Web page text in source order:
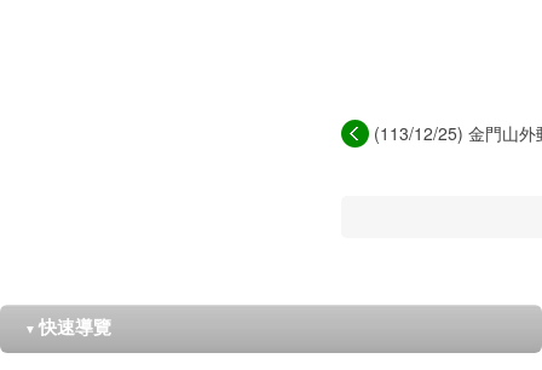
(113/12/25) 金門山
▼ 快速導覽